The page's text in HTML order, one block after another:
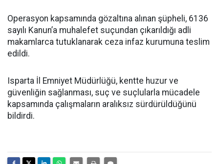
Operasyon kapsamında gözaltına alınan şüpheli, 6136
sayılı Kanun’a muhalefet suçundan çıkarıldığı adli
makamlarca tutuklanarak ceza infaz kurumuna teslim
edildi.
Isparta İl Emniyet Müdürlüğü, kentte huzur ve
güvenliğin sağlanması, suç ve suçlularla mücadele
kapsamında çalışmaların aralıksız sürdürüldüğünü
bildirdi.